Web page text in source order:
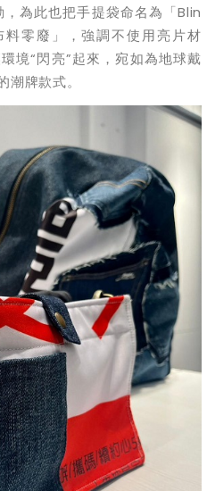
為此也把手提袋命名為「Blin
零廢」，強調不使用亮片材
境“閃亮”起來，宛如為地球戴
牌款式。